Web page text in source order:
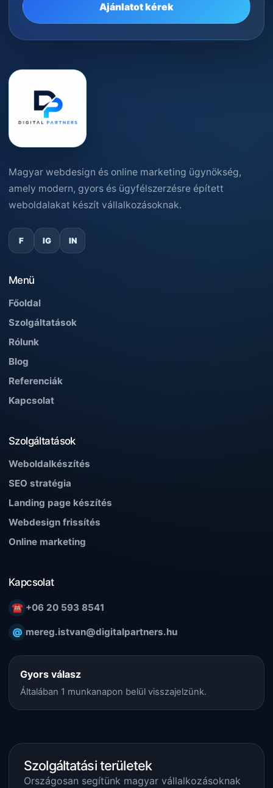
Ajánlatot kérek
Magyar webdesign és online marketing ügynökség,
amely modern, gyors és ügyfélszerzésre épített
weboldalakat készít vállalkozásoknak.
F IG IN
Menü
Főoldal
Szolgáltatások
Rólunk
Blog
Referenciák
Kapcsolat
Szolgáltatások
Weboldalkészítés
SEO stratégia
Landing page készítés
Webdesign frissítés
Online marketing
Kapcsolat
☎ +06 20 593 8541
@ mereg.istvan@digitalpartners.hu
Gyors válasz
Általában 1 munkanapon belül visszajelzünk.
Szolgáltatási területek
Országosan segítünk magyar vállalkozásoknak